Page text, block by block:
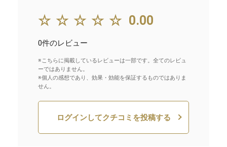
☆☆☆☆☆ 0.00
0件のレビュー
※こちらに掲載しているレビューは一部です。全てのレビュ
ーではありません。
※個人の感想であり、効果・効能を保証するものではありま
せん。
ログインしてクチコミを投稿する